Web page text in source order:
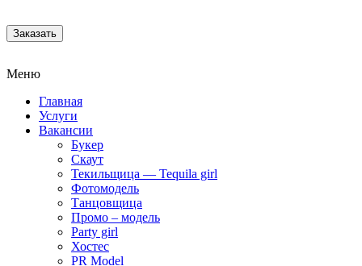
Заказать
Меню
Главная
Услуги
Вакансии
Букер
Скаут
Текильщица — Tequila girl
Фотомодель
Танцовщица
Промо – модель
Party girl
Хостес
PR Model